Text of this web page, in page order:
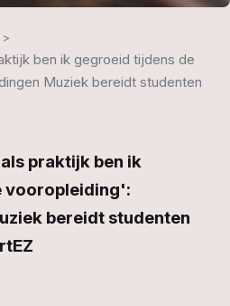
ben ik gegroeid tijdens de
Muziek bereidt studenten
praktijk ben ik
vooropleiding':
bereidt studenten